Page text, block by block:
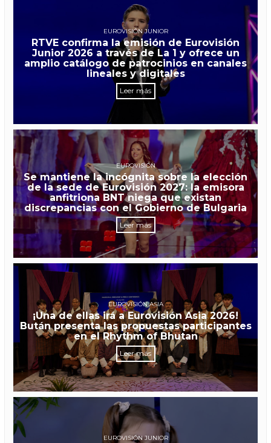
EUROVISIÓN JUNIOR
RTVE confirma la emisión de Eurovisión
Junior 2026 a través de La 1 y ofrece un
amplio catálogo de patrocinios en canales
lineales y digitales
Leer más
EUROVISIÓN
Se mantiene la incógnita sobre la elección
de la sede de Eurovisión 2027: la emisora
anfitriona BNT niega que existan
discrepancias con el Gobierno de Bulgaria
Leer más
EUROVISIÓN ASIA
¡Una de ellas irá a Eurovisión Asia 2026!
Bután presenta las propuestas participantes
en el Rhythm of Bhutan
Leer más
EUROVISIÓN JUNIOR